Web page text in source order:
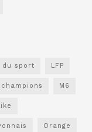
du sport LFP
M6
Orange